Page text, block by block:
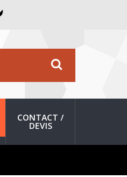
CONTACT /
DEVIS